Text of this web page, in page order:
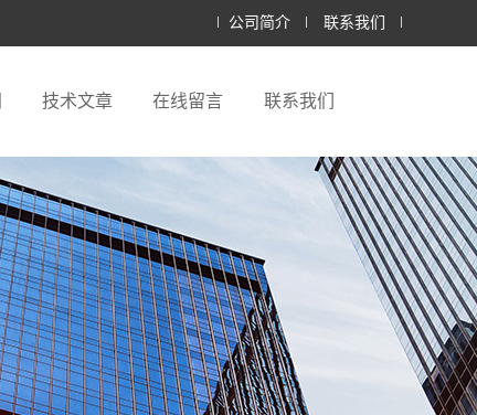
公司简介 联系我们
技术文章 在线留言 联系我们